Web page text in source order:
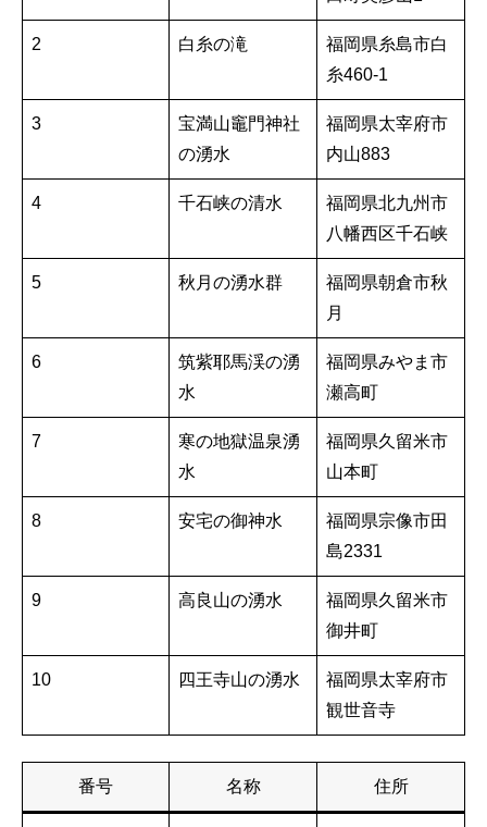
2 白糸の滝
福岡県糸島市白
糸460-1
3
宝満山竈門神社
の湧水
福岡県太宰府市
内山883
4 千石峡の清水
福岡県北九州市
八幡西区千石峡
5 秋月の湧水群
福岡県朝倉市秋
月
6
筑紫耶馬渓の湧
水
福岡県みやま市
瀬高町
7
寒の地獄温泉湧
水
福岡県久留米市
山本町
8 安宅の御神水
福岡県宗像市田
島2331
9 高良山の湧水
福岡県久留米市
御井町
10 四王寺山の湧水
福岡県太宰府市
観世音寺
番号 名称 住所